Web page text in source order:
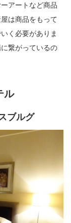
アートなど商品
は商品をもって
く必要がありま
繋がっているの
ル
ブルグ